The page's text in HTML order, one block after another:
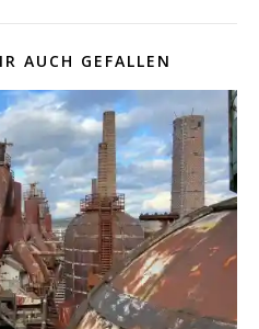
AUCH GEFALLEN